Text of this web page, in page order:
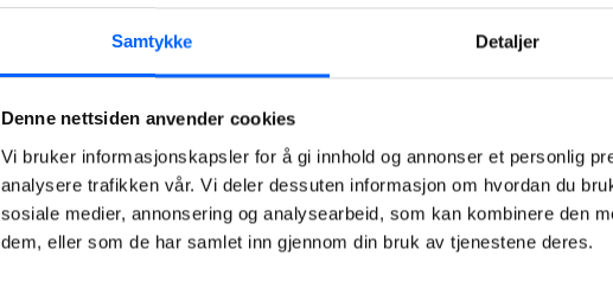
Samtykke Detaljer
Denne nettsiden anvender cookies
Vi bruker informasjonskapsler for å gi innhold og annonser et personlig
analysere trafikken vår. Vi deler dessuten informasjon om hvordan du
sosiale medier, annonsering og analysearbeid, som kan kombinere den
dem, eller som de har samlet inn gjennom din bruk av tjenestene deres.
å